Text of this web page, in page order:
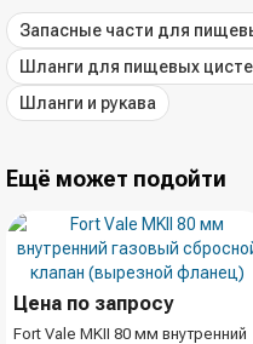
Запасные части для
Шланги для пищевых
Шланги и рукава
Ещё может подойти
Цена по запросу
Fort Vale MKII 80 мм внутренний